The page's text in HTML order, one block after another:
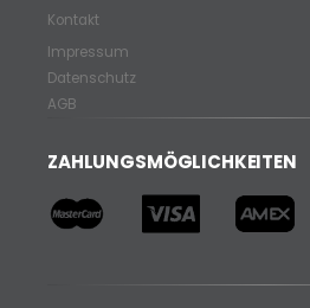
Kontakt
Impressum
Datenschutz
AGB
ZAHLUNGSMÖGLICHKEITEN